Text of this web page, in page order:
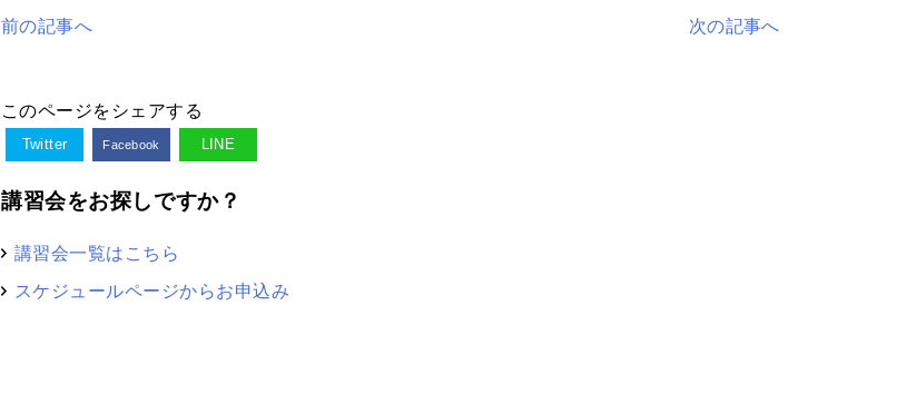
前の記事へ 次の記事へ
このページをシェアする
Twitter Facebook LINE
講習会をお探しですか？
講習会一覧はこちら
スケジュールページからお申込み